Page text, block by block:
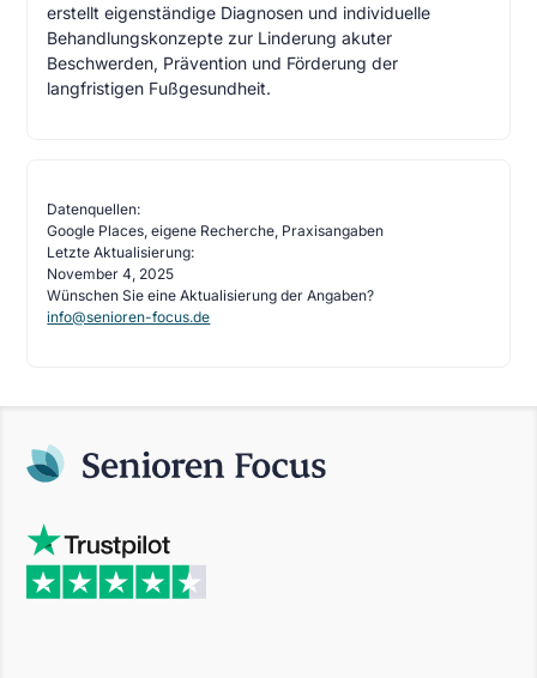
erstellt eigenständige Diagnosen und individuelle
Behandlungskonzepte zur Linderung akuter
Beschwerden, Prävention und Förderung der
langfristigen Fußgesundheit.
Datenquellen:
Google Places, eigene Recherche, Praxisangaben
Letzte Aktualisierung:
November 4, 2025
Wünschen Sie eine Aktualisierung der Angaben?
info@senioren-focus.de